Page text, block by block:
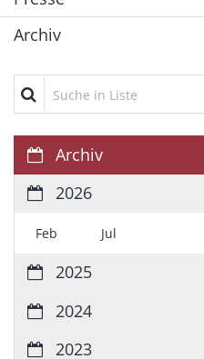
Archiv
Suche in Liste
Archiv
2026
Feb Jul
2025
2024
2023